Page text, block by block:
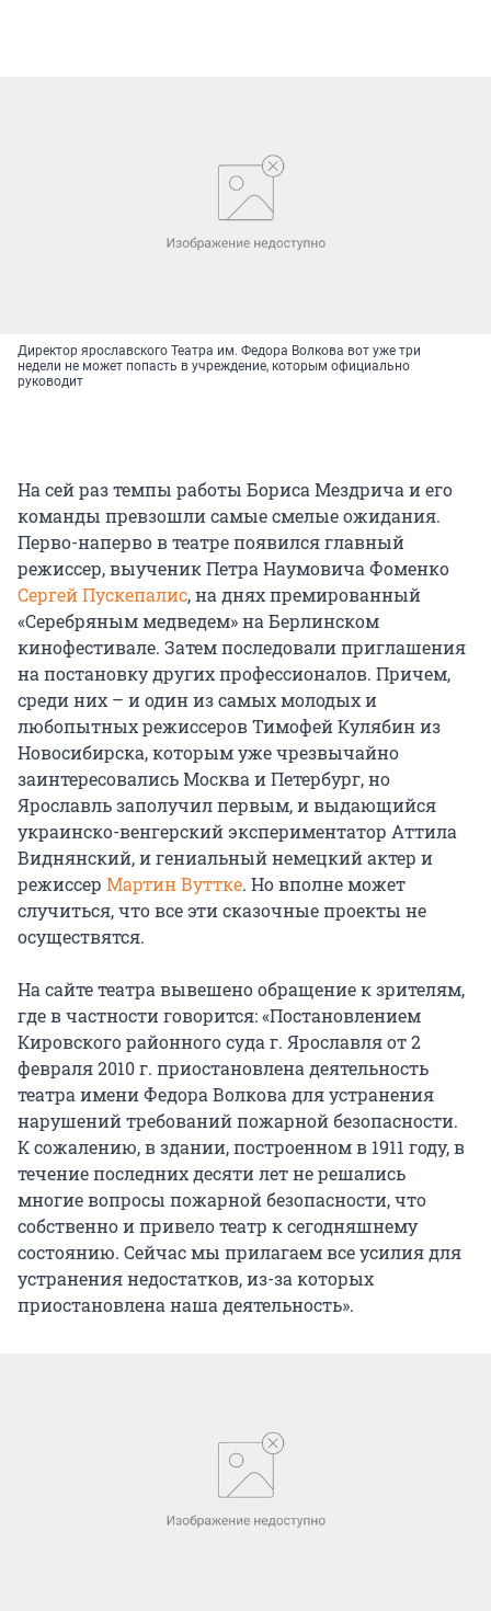
Директор ярославского Театра им. Федора Волкова вот уже три
недели не может попасть в учреждение, которым официально
руководит
На сей раз темпы работы Бориса Мездрича и его
команды превзошли самые смелые ожидания.
Перво-наперво в театре появился главный
режиссер, выученик Петра Наумовича Фоменко
Сергей Пускепалис, на днях премированный
«Серебряным медведем» на Берлинском
кинофестивале. Затем последовали приглашения
на постановку других профессионалов. Причем,
среди них – и один из самых молодых и
любопытных режиссеров Тимофей Кулябин из
Новосибирска, которым уже чрезвычайно
заинтересовались Москва и Петербург, но
Ярославль заполучил первым, и выдающийся
украинско-венгерский экспериментатор Аттила
Виднянский, и гениальный немецкий актер и
режиссер Мартин Вуттке. Но вполне может
случиться, что все эти сказочные проекты не
осуществятся.
На сайте театра вывешено обращение к зрителям,
где в частности говорится: «Постановлением
Кировского районного суда г. Ярославля от 2
февраля 2010 г. приостановлена деятельность
театра имени Федора Волкова для устранения
нарушений требований пожарной безопасности.
К сожалению, в здании, построенном в 1911 году, в
течение последних десяти лет не решались
многие вопросы пожарной безопасности, что
собственно и привело театр к сегодняшнему
состоянию. Сейчас мы прилагаем все усилия для
устранения недостатков, из-за которых
приостановлена наша деятельность».